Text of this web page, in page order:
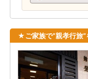
★ご家族で”親孝行旅